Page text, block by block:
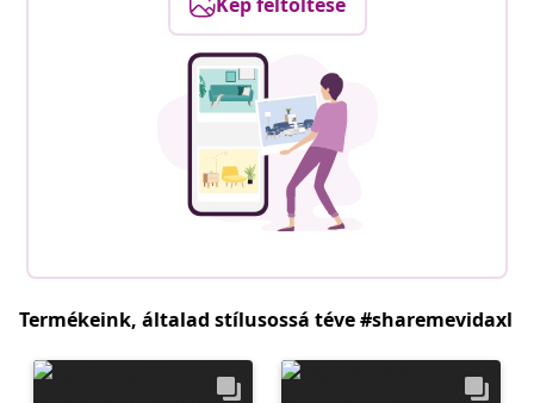
Termékeink, általad stílusossá téve #sharemevidaxl